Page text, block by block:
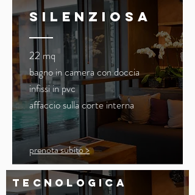
silenziosa
22 mq
bagno in camera con doccia
infissi in pvc
affaccio sulla corte interna
prenota subito >
tecnologica